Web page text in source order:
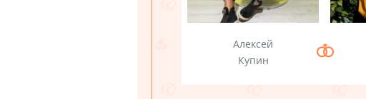
Алексей
Купин